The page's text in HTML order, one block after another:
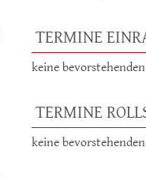
TERMINE
keine
TERMINE
keine